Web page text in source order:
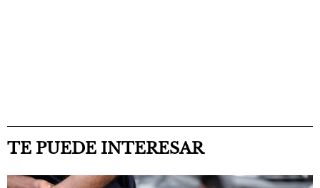
TE PUEDE INTERESAR